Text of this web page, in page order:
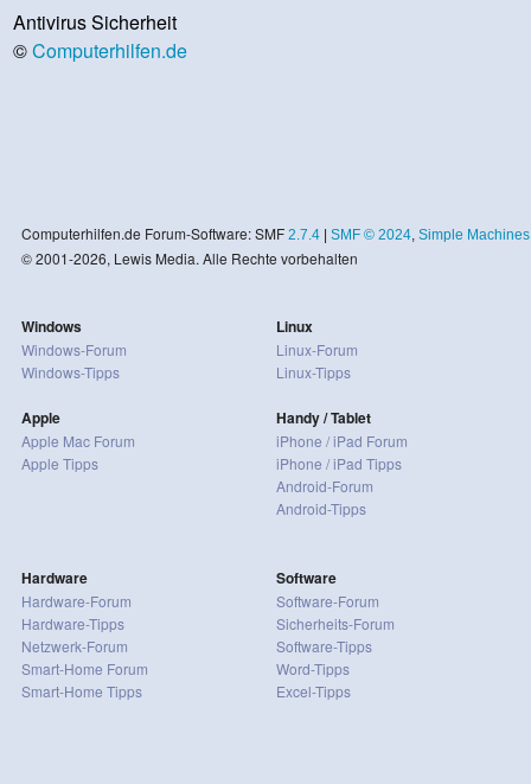
Antivirus Sicherheit
©Computerhilfen.de
Computerhilfen.de Forum-Software: SMF 2.7.4| SMF © 2024, Simple Machines
© 2001-2026, Lewis Media. Alle Rechte vorbehalten
Windows
Windows-Forum
Windows-Tipps
Apple
Apple Mac Forum
Apple Tipps
Linux
Linux-Forum
Linux-Tipps
Handy / Tablet
iPhone / iPad Forum
iPhone / iPad Tipps
Android-Forum
Android-Tipps
Hardware
Hardware-Forum
Hardware-Tipps
Netzwerk-Forum
Smart-Home Forum
Smart-Home Tipps
Software
Software-Forum
Sicherheits-Forum
Software-Tipps
Word-Tipps
Excel-Tipps